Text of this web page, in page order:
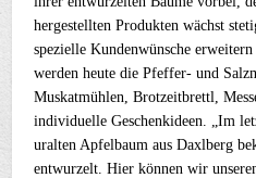
hergestellten Produkten wächst
spezielle Kundenwünsche
werden heute die Pfeffer- und
Muskatmühlen, Brotzeitbrettl,
individuelle Geschenkideen. „Im
uralten Apfelbaum aus Daxlberg
entwurzelt. Hier können wir